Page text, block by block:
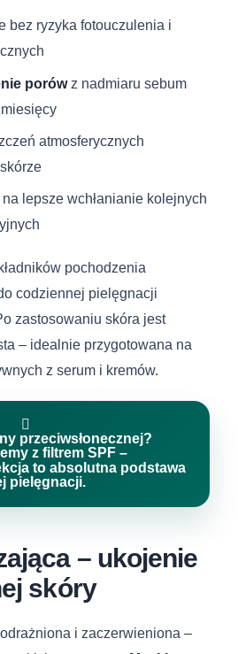
bez ryzyka fotouczulenia i
porówz nadmiaru sebum
atmosferycznych
lepsze wchłanianie kolejnych
pochodzenia
codziennej pielęgnacji
zastosowaniu skóra jest
– idealnie przygotowana na
z serum i kremów.

przeciwsłonecznej?
z filtrem SPF –
to absolutna podstawa
pielęgnacji.
– ukojenie
skóry
i zaczerwieniona –